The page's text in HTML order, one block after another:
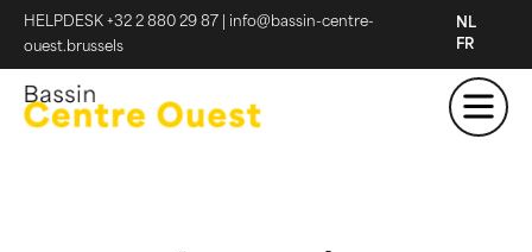
HELPDESK +32 2 880 29 87
info@bassin-centre-
ouest.brussels
NL
FR